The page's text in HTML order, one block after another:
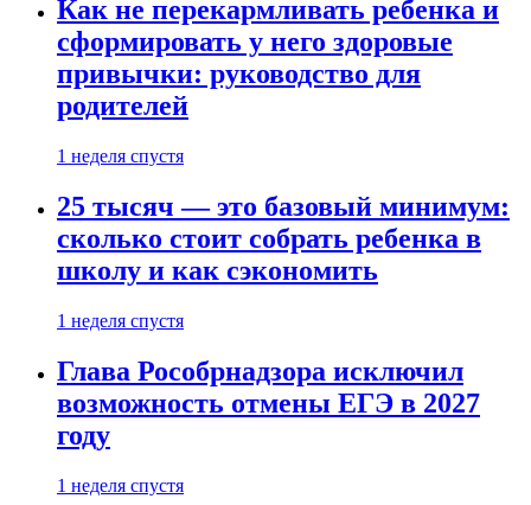
Как не перекармливать ребенка и
сформировать у него здоровые
привычки: руководство для
родителей
1 неделя спустя
25 тысяч — это базовый минимум:
сколько стоит собрать ребенка в
школу и как сэкономить
1 неделя спустя
Глава Рособрнадзора исключил
возможность отмены ЕГЭ в 2027
году
1 неделя спустя